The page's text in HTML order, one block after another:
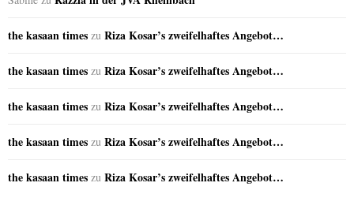
the kasaan times zu Riza Kosar’s zweifelhaftes Angebot…
the kasaan times zu Riza Kosar’s zweifelhaftes Angebot…
the kasaan times zu Riza Kosar’s zweifelhaftes Angebot…
the kasaan times zu Riza Kosar’s zweifelhaftes Angebot…
the kasaan times zu Riza Kosar’s zweifelhaftes Angebot…